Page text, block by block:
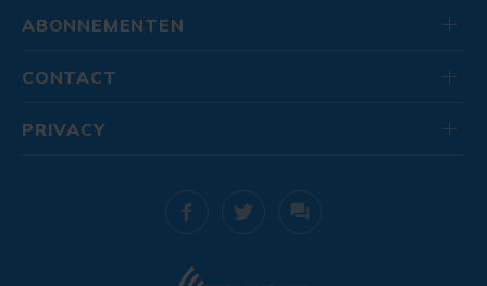
ABONNEMENTEN
CONTACT
PRIVACY